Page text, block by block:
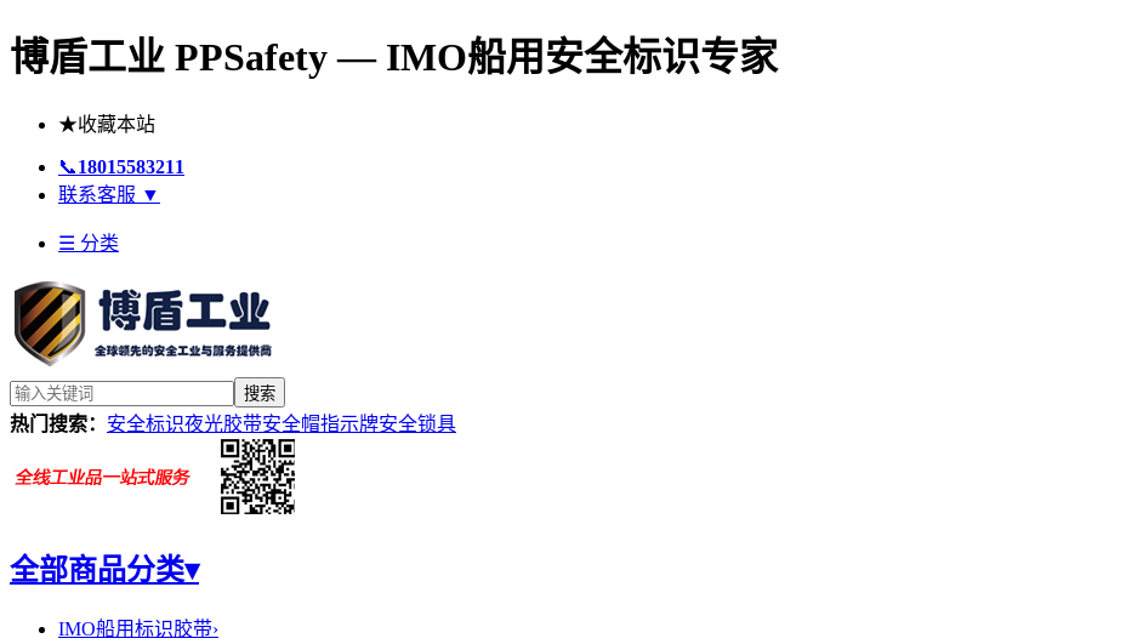
博盾工业 PPSafety — IMO船用安全标识专家
★收藏本站
📞18015583211
联系客服 ▼
☰ 分类
搜索
热门搜索： 安全标识夜光胶带安全帽指示牌安全锁具
全部商品分类▾
IMO船用标识胶带›